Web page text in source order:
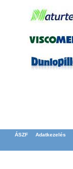
ÁSZF Adatkezelés